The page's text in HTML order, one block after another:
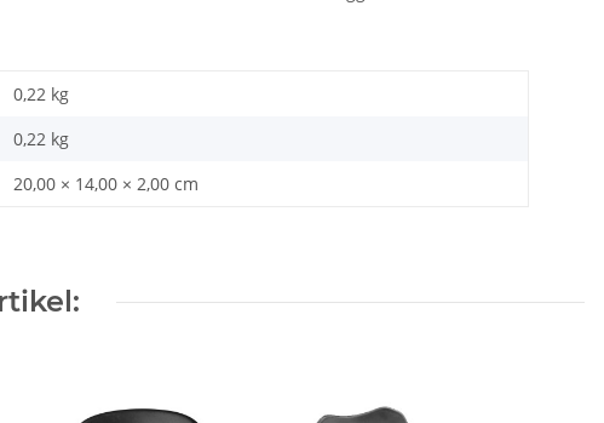
0,22 kg
0,22 kg
20,00 × 14,00 × 2,00 cm